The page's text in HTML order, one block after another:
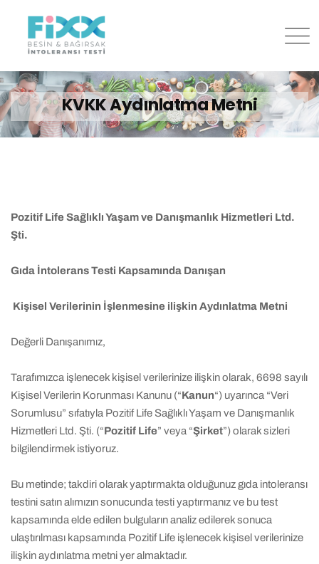
content
KVKK Aydınlatma Metni
Pozitif Life Sağlıklı Yaşam ve Danışmanlık Hizmetleri Ltd.
Şti.
Gıda İntolerans Testi Kapsamında Danışan
Kişisel Verilerinin İşlenmesine ilişkin Aydınlatma Metni
Değerli Danışanımız,
Tarafımızca işlenecek kişisel verilerinize ilişkin olarak, 6698 sayılı
Kişisel Verilerin Korunması Kanunu (“Kanun“) uyarınca “Veri
Sorumlusu” sıfatıyla Pozitif Life Sağlıklı Yaşam ve Danışmanlık
Hizmetleri Ltd. Şti. (“Pozitif Life” veya “Şirket”) olarak sizleri
bilgilendirmek istiyoruz.
Bu metinde; takdiri olarak yaptırmakta olduğunuz gıda intoleransı
testini satın alımızın sonucunda testi yaptırmanız ve bu test
kapsamında elde edilen bulguların analiz edilerek sonuca
ulaştırılması kapsamında Pozitif Life işlenecek kişisel verilerinize
ilişkin aydınlatma metni yer almaktadır.